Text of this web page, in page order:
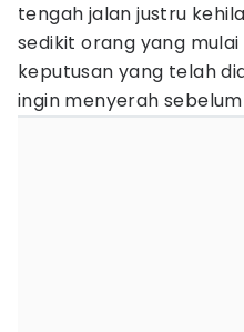
tengah jalan justru
sedikit orang yang
keputusan yang telah
ingin menyerah